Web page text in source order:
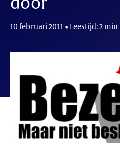
10 februari 2011 • Leestijd: 2 min